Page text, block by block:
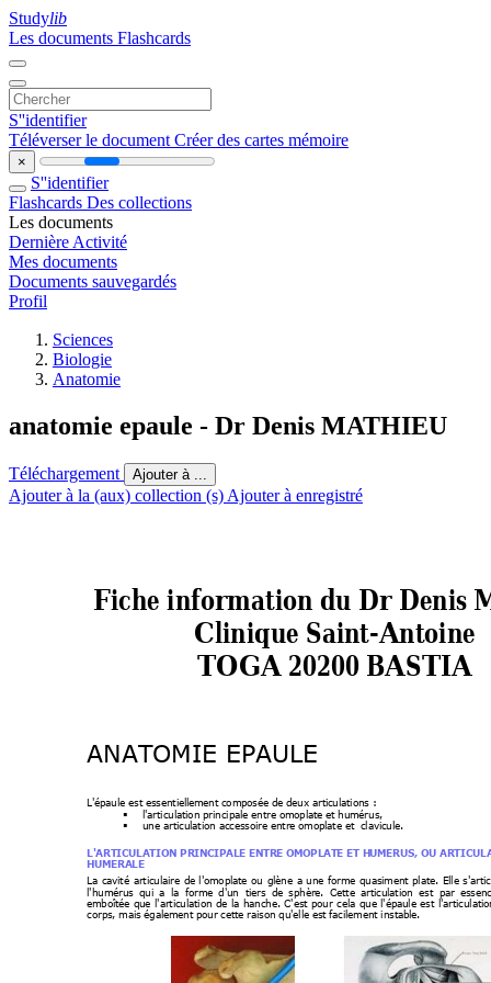
Studylib
Les documents Flashcards
S''identifier
Téléverser le document Créer des cartes mémoire
×
S''identifier
Flashcards Des collections
Les documents
Dernière Activité
Mes documents
Documents sauvegardés
Profil
Sciences
Biologie
Anatomie
anatomie epaule - Dr Denis MATHIEU
Téléchargement Ajouter à ...
Ajouter à la (aux) collection (s) Ajouter à enregistré
Fiche information du Dr Denis
Clinique Saint-Antoine
TOGA 20200 BASTIA
ANATOMIE EPAULE
L'épaule est essentiel lement composée de deux articulations :
 l'articulation principale entre omopl ate et humérus,
 une articulation accessoire entre omoplate et  clavicule.
L'ARTICULATION PRINC IPALE ENTRE OMOPLATE ET H UMERUS, OU
HUMERALE
La cavité articulaire de l'omoplate ou glène a une forme quasiment plate. Elle
l'humérus qui a la forme d'un tiers de sphère. Cette articulation est par
emboîtée que l'articulation de la hanche. C'est pour cela que l'épaule est
corps, mais également pour cette raison qu'elle est facilement instable.